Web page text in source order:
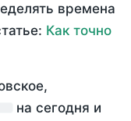
времена
Как точно
на сегодня и